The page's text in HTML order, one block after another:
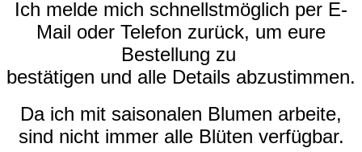
Ich melde mich schnellstmöglich per E-
Mail oder Telefon zurück, um eure
Bestellung zu
bestätigen und alle Details abzustimmen.
Da ich mit saisonalen Blumen arbeite,
sind nicht immer alle Blüten verfügbar.